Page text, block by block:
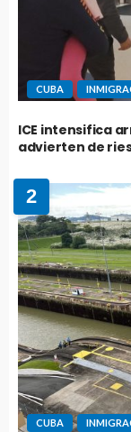
CUBA
ICE intensifica
advierten de
2
CUBA